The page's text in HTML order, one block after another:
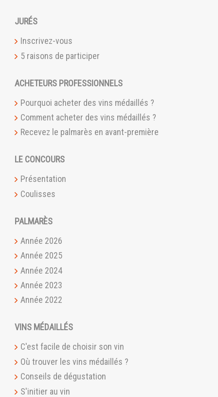
JURÉS
Inscrivez-vous
5 raisons de participer
ACHETEURS PROFESSIONNELS
Pourquoi acheter des vins médaillés ?
Comment acheter des vins médaillés ?
Recevez le palmarès en avant-première
LE CONCOURS
Présentation
Coulisses
PALMARÈS
Année 2026
Année 2025
Année 2024
Année 2023
Année 2022
VINS MÉDAILLÉS
C'est facile de choisir son vin
Où trouver les vins médaillés ?
Conseils de dégustation
S'initier au vin